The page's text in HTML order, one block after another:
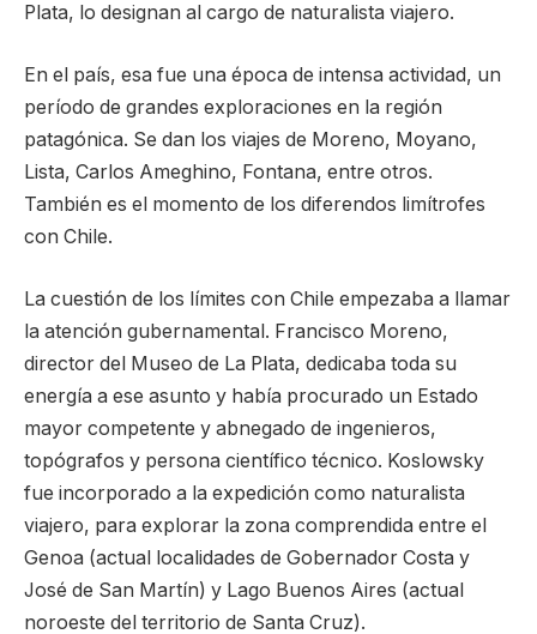
Plata, lo designan al cargo de naturalista viajero.
En el país, esa fue una época de intensa actividad, un
período de grandes exploraciones en la región
patagónica. Se dan los viajes de Moreno, Moyano,
Lista, Carlos Ameghino, Fontana, entre otros.
También es el momento de los diferendos limítrofes
con Chile.
La cuestión de los límites con Chile empezaba a llamar
la atención gubernamental. Francisco Moreno,
director del Museo de La Plata, dedicaba toda su
energía a ese asunto y había procurado un Estado
mayor competente y abnegado de ingenieros,
topógrafos y persona científico técnico. Koslowsky
fue incorporado a la expedición como naturalista
viajero, para explorar la zona comprendida entre el
Genoa (actual localidades de Gobernador Costa y
José de San Martín) y Lago Buenos Aires (actual
noroeste del territorio de Santa Cruz).